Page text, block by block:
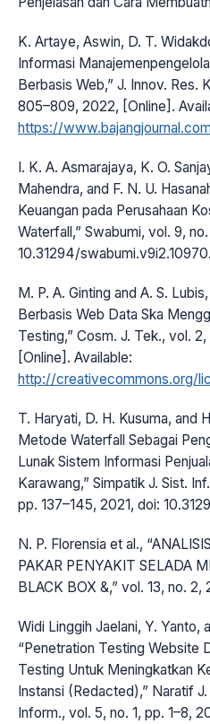
K. Artaye, Aswin, D. T.
Informasi
Berbasis Web,” J. Innov. Res.
805–809, 2022, [Online].
https://
I. K. A. Asmarajaya, K. O.
Mahendra, and F. N. U.
Keuangan pada Perusahaan
Waterfall,” Swabumi, vol. 9,
10.31294/swabumi.v9i2.10970.
M. P. A. Ginting and A. S.
Berbasis Web Data Ska
Testing,” Cosm. J. Tek., vol.
[Online]. Available:
http://creativecommons.org/
T. Haryati, D. H. Kusuma, and
Metode Waterfall Sebagai
Lunak Sistem Informasi
Karawang,” Simpatik J. Sist.
pp. 137–145, 2021, doi:
N. P. Florensia et al.,
PAKAR PENYAKIT SELADA
BLACK BOX &,” vol. 13, no. 2,
Widi Linggih Jaelani, Y. Yanto,
“Penetration Testing Website
Testing Untuk Meningkatkan
Instansi (Redacted),” Naratif
Inform., vol. 5, no. 1, pp. 1–8,